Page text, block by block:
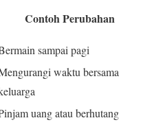
Contoh Perubahan
sampai pagi
waktu bersama
uang atau berhutang